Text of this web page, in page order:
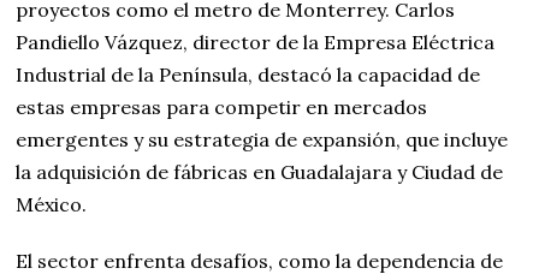
proyectos como el metro de Monterrey. Carlos
Pandiello Vázquez, director de la Empresa Eléctrica
Industrial de la Península, destacó la capacidad de
estas empresas para competir en mercados
emergentes y su estrategia de expansión, que incluye
la adquisición de fábricas en Guadalajara y Ciudad de
México.
El sector enfrenta desafíos, como la dependencia de